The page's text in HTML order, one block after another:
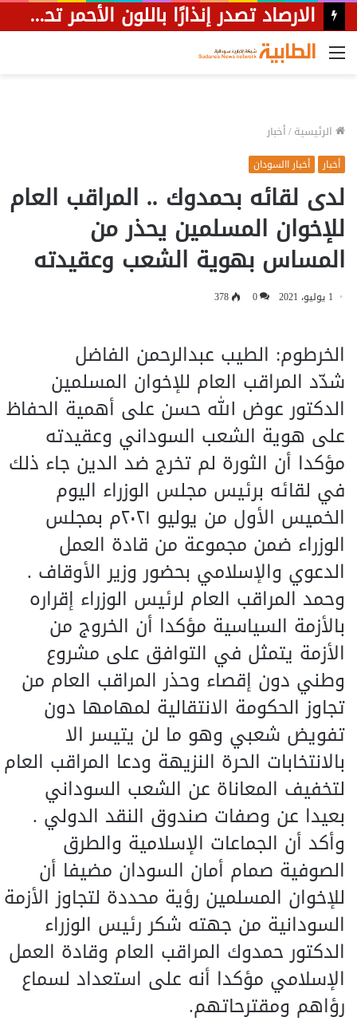
القائمة
الرئيسية/أخبار
أخبار أخبار االسودان
لدى لقائه بحمدوك .. المراقب العام
للإخوان المسلمين يحذر من
المساس بهوية الشعب وعقيدته
1 يوليو، 2021 0
378
الخرطوم: الطيب عبدالرحمن الفاضل
شدّد المراقب العام للإخوان المسلمين
الدكتور عوض الله حسن على أهمية الحفاظ
على هوية الشعب السوداني وعقيدته
مؤكدا أن الثورة لم تخرج ضد الدين جاء ذلك
في لقائه برئيس مجلس الوزراء اليوم
الخميس الأول من يوليو ٢٠٢١م بمجلس
الوزراء ضمن مجموعة من قادة العمل
الدعوي والإسلامي بحضور وزير الأوقاف .
وحمد المراقب العام لرئيس الوزراء إقراره
بالأزمة السياسية مؤكدا أن الخروج من
الأزمة يتمثل في التوافق على مشروع
وطني دون إقصاء وحذر المراقب العام من
تجاوز الحكومة الانتقالية لمهامها دون
تفويض شعبي وهو ما لن يتيسر الا
بالانتخابات الحرة النزيهة ودعا المراقب العام
لتخفيف المعاناة عن الشعب السوداني
بعيدا عن وصفات صندوق النقد الدولي .
وأكد أن الجماعات الإسلامية والطرق
الصوفية صمام أمان السودان مضيفا أن
للإخوان المسلمين رؤية محددة لتجاوز الأزمة
السودانية من جهته شكر رئيس الوزراء
الدكتور حمدوك المراقب العام وقادة العمل
الإسلامي مؤكدا أنه على استعداد لسماع
رؤاهم ومقترحاتهم.